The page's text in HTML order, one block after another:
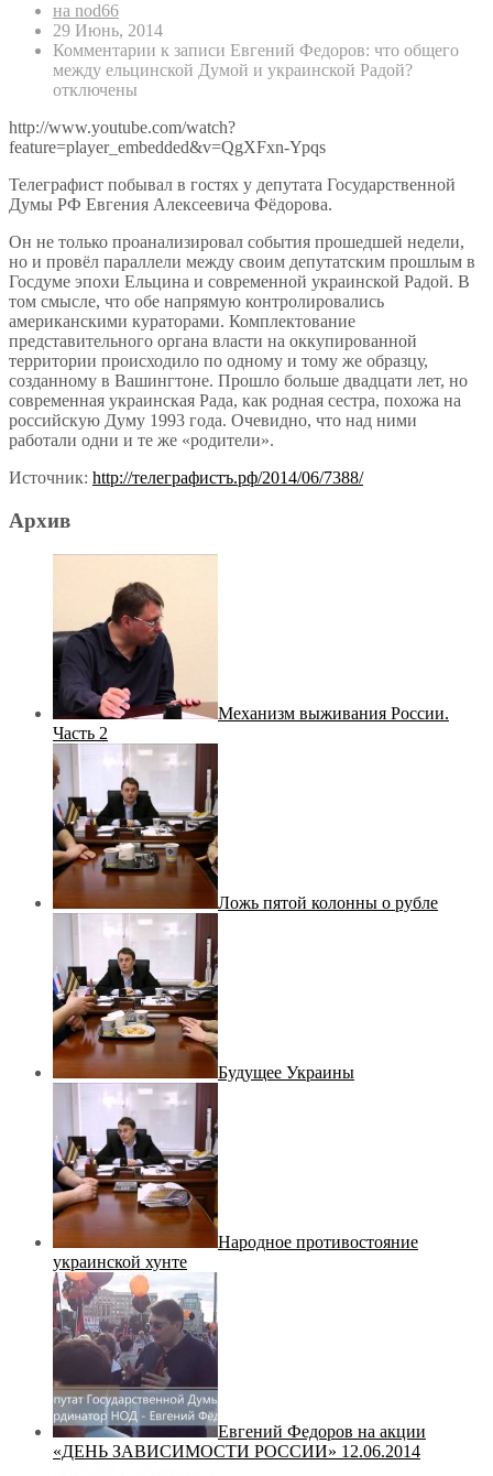
на nod66
29 Июнь, 2014
Комментарии к записи Евгений Федоров: что общего
между ельцинской Думой и украинской Радой?
отключены
http://www.youtube.com/watch?
feature=player_embedded&v=QgXFxn-Ypqs
Телеграфист побывал в гостях у депутата Государственной
Думы РФ Евгения Алексеевича Фёдорова.
Он не только проанализировал события прошедшей недели,
но и провёл параллели между своим депутатским прошлым в
Госдуме эпохи Ельцина и современной украинской Радой. В
том смысле, что обе напрямую контролировались
американскими кураторами. Комплектование
представительного органа власти на оккупированной
территории происходило по одному и тому же образцу,
созданному в Вашингтоне. Прошло больше двадцати лет, но
современная украинская Рада, как родная сестра, похожа на
российскую Думу 1993 года. Очевидно, что над ними
работали одни и те же «родители».
Источник: http://телеграфистъ.рф/2014/06/7388/
Архив
Механизм выживания России.
Часть 2
Ложь пятой колонны о рубле
Будущее Украины
Народное противостояние
украинской хунте
Евгений Федоров на акции
«ДЕНЬ ЗАВИСИМОСТИ РОССИИ» 12.06.2014